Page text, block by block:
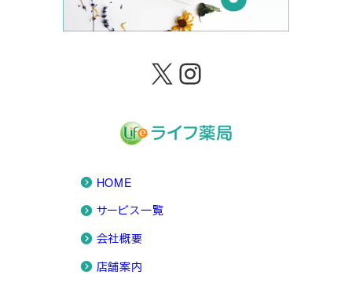
X Instagram
HOME
サービス一覧
会社概要
店舗案内